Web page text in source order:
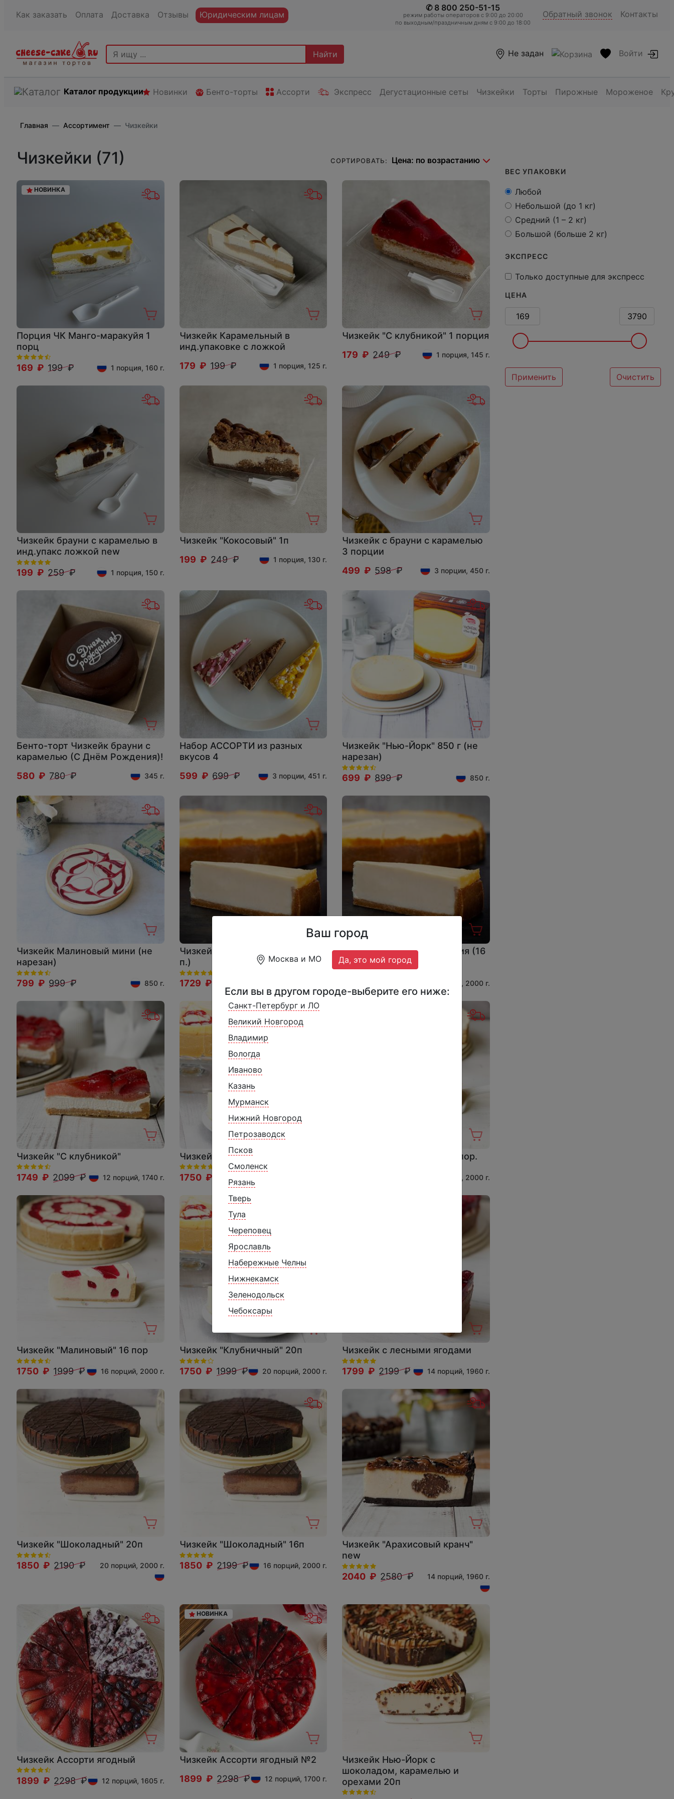
Как заказать Оплата Доставка Отзывы Юридическим лицам
✆ 8 800 250-51-15
режим работы операторов c 9:00 до 20:00
по выходным/праздничным дням с 9:00 до 18:00
Обратный звонок Контакты
Найти Не задан Войти
Каталог продукции Новинки Бенто-торты Ассорти Экспресс Дегустационные сеты Чизкейки Торты Пирожные Мороженое
Ваш город
Москва и МО Да, это мой город
Если вы в другом городе-выберите его ниже:
Санкт-Петербург и ЛО
Великий Новгород
Владимир
Вологда
Иваново
Казань
Мурманск
Нижний Новгород
Петрозаводск
Псков
Смоленск
Рязань
Тверь
Тула
Череповец
Ярославль
Набережные Челны
Нижнекамск
Зеленодольск
Чебоксары
Главная Ассортимент Чизкейки
Чизкейки (71) СОРТИРОВАТЬ:
НОВИНКА
Порция ЧК Манго-маракуйя 1
порц
169 ₽ 199 ₽ 1 порция, 160 г.
Чизкейк Карамельный в
инд.упаковке с ложкой
179 ₽ 199 ₽ 1 порция, 125 г.
Чизкейк "С клубникой" 1 порция
179 ₽ 249 ₽ 1 порция, 145 г.
Чизкейк брауни с карамелью в
инд.упакс ложкой new
199 ₽ 259 ₽ 1 порция, 150 г.
Чизкейк "Кокосовый" 1п
199 ₽ 249 ₽ 1 порция, 130 г.
Чизкейк с брауни с карамелью
3 порции
499 ₽ 598 ₽ 3 порции, 450 г.
Бенто-торт Чизкейк брауни с
карамелью (С Днём Рождения)!
580 ₽ 780 ₽ 345 г.
Набор АССОРТИ из разных
вкусов 4
599 ₽ 699 ₽ 3 порции, 451 г.
Чизкейк "Нью-Йорк" 850 г (не
нарезан)
699 ₽ 899 ₽ 850 г.
Чизкейк Малиновый мини (не
нарезан)
799 ₽ 999 ₽ 850 г.
Чизкейк "Нью-Йорк" Россия (20
п.)
1729 ₽
Чизкейк "Нью-Йорк" Россия (16
п.)
16 порций, 2000 г.
Чизкейк "С клубникой"
1749 ₽ 2099 ₽ 12 порций, 1740 г.
Чизкейк клубничный 16п
1750 ₽
1950 ₽
Чизкейк "Малиновый" 20 пор.
20 порций, 2000 г.
Чизкейк "Малиновый" 16 пор
1750 ₽ 1999 ₽ 16 порций, 2000 г.
Чизкейк "Клубничный" 20п
1750 ₽ 1999 ₽ 20 порций, 2000 г.
Чизкейк с лесными ягодами
1799 ₽ 2199 ₽ 14 порций, 1960 г.
Чизкейк "Шоколадный" 20п
1850 ₽ 2190 ₽ 20 порций, 2000 г.
Чизкейк "Шоколадный" 16п
1850 ₽ 2199 ₽ 16 порций, 2000 г.
Чизкейк "Арахисовый кранч"
new
2040 ₽ 2580 ₽ 14 порций, 1960 г.
Чизкейк Ассорти ягодный
1899 ₽ 2298 ₽ 12 порций, 1605 г.
НОВИНКА
Чизкейк Ассорти ягодный №2
1899 ₽ 2298 ₽ 12 порций, 1700 г.
Чизкейк Нью-Йорк с
шоколадом, карамелью и
орехами 20п
ВЕС УПАКОВКИ
Любой
Небольшой (до 1 кг)
Средний (1 – 2 кг)
Большой (больше 2 кг)
ЭКСПРЕСС
Только доступные для экспресс
ЦЕНА
Применить Очистить